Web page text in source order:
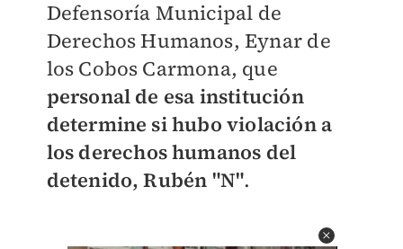
Defensoría Municipal de
Derechos Humanos, Eynar de
los Cobos Carmona, que
personal de esa institución
determine si hubo violación a
los derechos humanos del
detenido, Rubén "N".